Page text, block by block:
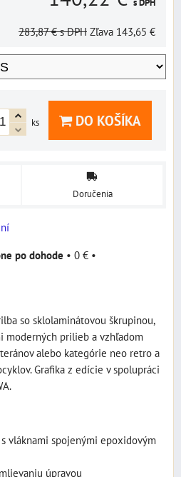
s DPH
283,87 € s DPH Zľava 143,65 €
ks DO KOŠÍKA
Doručenia
po dohode • 0 € •
so sklolaminátovou škrupinou,
moderných prilieb a vzhľadom
alebo kategórie neo retro a
Grafika z edície v spolupráci
vláknami spojenými epoxidovým
úpravou